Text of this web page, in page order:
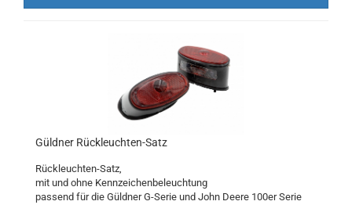
Güldner Rückleuchten-Satz
Rückleuchten-Satz,
mit und ohne Kennzeichenbeleuchtung
passend für die Güldner G-Serie und John Deere 100er Serie